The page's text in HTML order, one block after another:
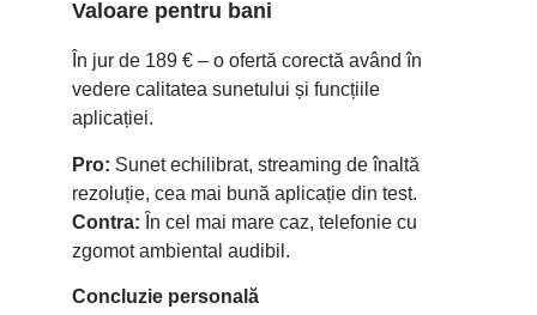
Valoare pentru bani
În jur de 189 € – o ofertă corectă având în
vedere calitatea sunetului și funcțiile
aplicației.
Pro: Sunet echilibrat, streaming de înaltă
rezoluție, cea mai bună aplicație din test.
Contra: În cel mai mare caz, telefonie cu
zgomot ambiental audibil.
Concluzie personală